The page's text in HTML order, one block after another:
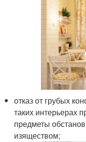
отказ от грубых
таких интерьерах
предметы
изяществом;